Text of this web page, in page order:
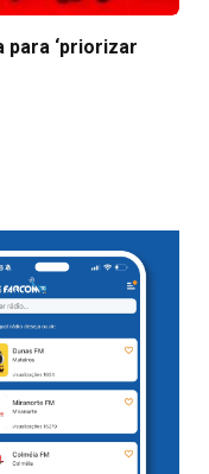
para ‘priorizar